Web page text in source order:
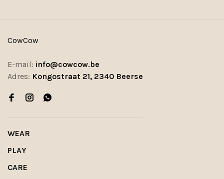
CowCow
E-mail: info@cowcow.be
Adres: Kongostraat 21, 2340 Beerse
WEAR
PLAY
CARE